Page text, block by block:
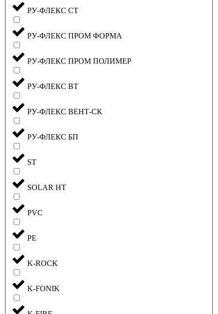
РУ-ФЛЕКС СТ
РУ-ФЛЕКС ПРОМ ФОРМА
РУ-ФЛЕКС ПРОМ ПОЛИМЕР
РУ-ФЛЕКС ВТ
РУ-ФЛЕКС ВЕНТ-СК
РУ-ФЛЕКС БП
ST
SOLAR HT
PVC
PE
K-ROCK
K-FONIK